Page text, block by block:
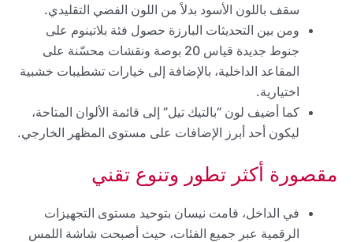
سقف باللون الأسود بدلاً من اللون الفضي التقليدي.
ومن بين التحديثات البارزة حصول فئة بلاتينوم على
جنوط جديدة قياس 20 بوصة ونقشات محسّنة على
المقاعد الداخلية، بالإضافة إلى خيارات تشطيبات خشبية
اختيارية.
كما أضيف لون “بالتيك تيل” إلى قائمة الألوان المتاحة،
ليكون أحد أبرز الإضافات على مستوى المظهر الخارجي.
مقصورة أكثر تطور وتنوع تقني
في الداخل، قامت نيسان بتوحيد مستوى التجهيزات
الرقمية عبر جميع الفئات، حيث أصبحت شاشة اللمس